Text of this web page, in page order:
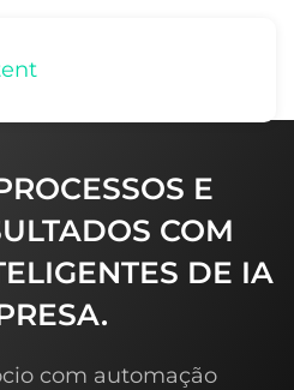
E
COM
DE IA
com automação